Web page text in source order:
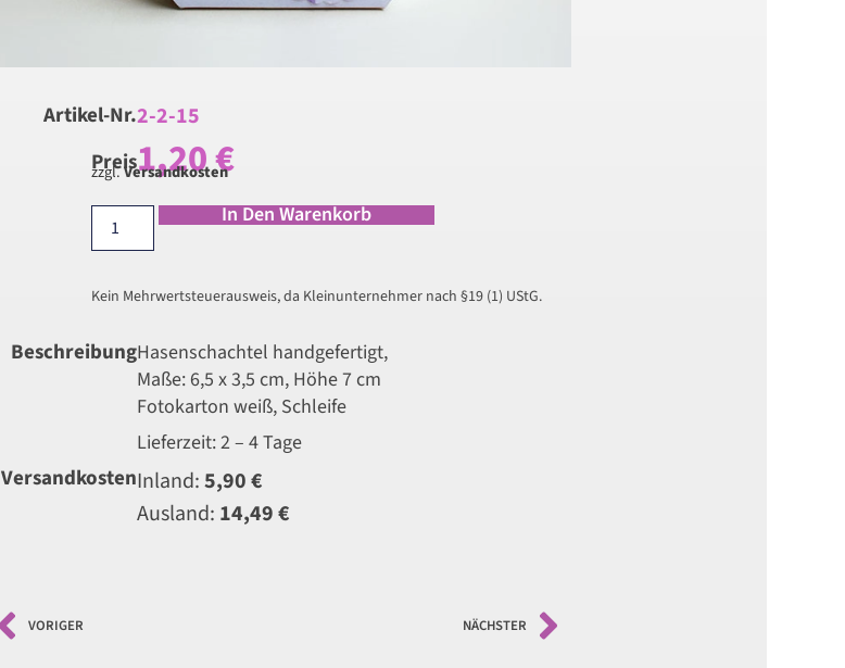
Artikel-Nr.2-2-15
Preis1,20€
zzgl.Versandkosten
In Den Warenkorb
Kein Mehrwertsteuerausweis, da Kleinunternehmer nach §19 (1) UStG.
BeschreibungHasenschachtel handgefertigt,
Maße: 6,5 x 3,5 cm, Höhe 7 cm
Fotokarton weiß, Schleife
Lieferzeit: 2 – 4 Tage
VersandkostenInland:5,90 €
Ausland: 14,49 €
VORIGER NÄCHSTER